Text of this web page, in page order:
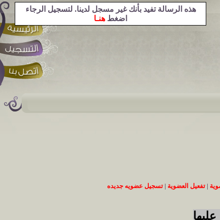
|تفعيل العضوية |تسجيل عضويه جديده
هذه الرسالة تفيد بأنك غير مسجل لدينا. لتسجيل الرجاء
اضغط هنـا